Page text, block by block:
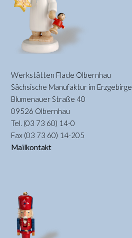
Werkstätten Flade Olbernhau
Sächsische Manufaktur im Erzgebirge
Blumenauer Straße 40
09526 Olbernhau
Tel. (03 73 60) 14-0
Fax (03 73 60) 14-205
Mailkontakt